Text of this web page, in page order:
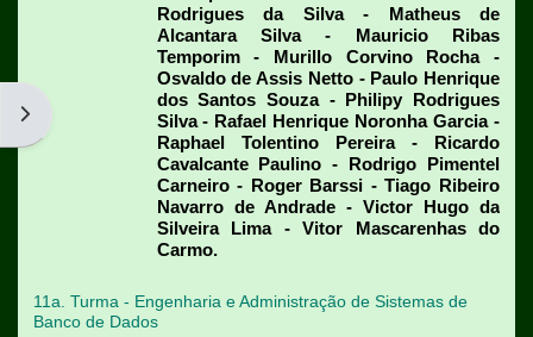
Abrir gaveta de blocos
Rodrigues da Silva - Matheus de
Alcantara Silva - Mauricio Ribas
Temporim - Murillo Corvino Rocha -
Osvaldo de Assis Netto - Paulo Henrique
dos Santos Souza - Philipy Rodrigues
Silva - Rafael Henrique Noronha Garcia -
Raphael Tolentino Pereira - Ricardo
Cavalcante Paulino - Rodrigo Pimentel
Carneiro - Roger Barssi - Tiago Ribeiro
Navarro de Andrade - Victor Hugo da
Silveira Lima - Vitor Mascarenhas do
Carmo.
11a. Turma - Engenharia e Administração de Sistemas de
Banco de Dados